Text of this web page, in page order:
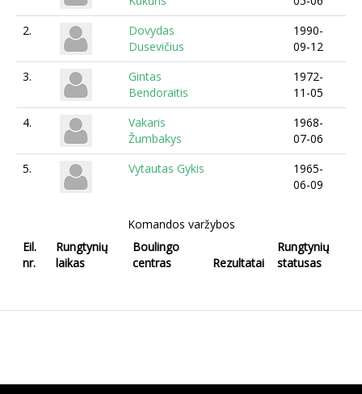
2.
Dovydas
Dusevičius
1990-
09-12
3.
Gintas
Bendoraitis
1972-
11-05
4.
Vakaris
Žumbakys
1968-
07-06
5.
Vytautas Gykis
1965-
06-09
Komandos varžybos
Eil.
nr.
Rungtynių
laikas
Boulingo
centras
Rezultatai
Rungtynių
statusas